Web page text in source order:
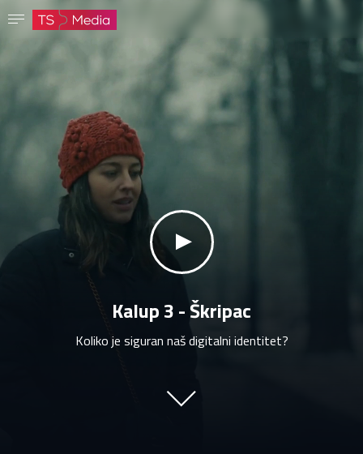
Potvrdi lozinku
Lozinka mora imati najmanje 8 znakova, jedno veliko slovo i jedan broj.
Sačuvaj lozinku
Idi na početnu stranicu
Prijavite se
klikni za zvuk
Kalup 3 - Škripac
Koliko je siguran naš digitalni identitet?